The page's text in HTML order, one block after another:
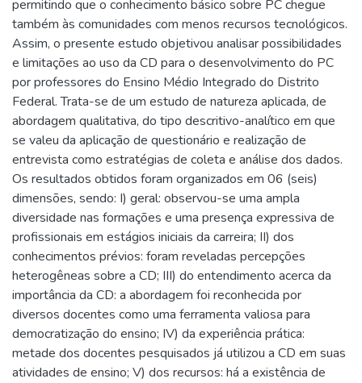
permitindo que o conhecimento básico sobre PC chegue
também às comunidades com menos recursos tecnológicos.
Assim, o presente estudo objetivou analisar possibilidades
e limitações ao uso da CD para o desenvolvimento do PC
por professores do Ensino Médio Integrado do Distrito
Federal. Trata-se de um estudo de natureza aplicada, de
abordagem qualitativa, do tipo descritivo-analítico em que
se valeu da aplicação de questionário e realização de
entrevista como estratégias de coleta e análise dos dados.
Os resultados obtidos foram organizados em 06 (seis)
dimensões, sendo: I) geral: observou-se uma ampla
diversidade nas formações e uma presença expressiva de
profissionais em estágios iniciais da carreira; II) dos
conhecimentos prévios: foram reveladas percepções
heterogêneas sobre a CD; III) do entendimento acerca da
importância da CD: a abordagem foi reconhecida por
diversos docentes como uma ferramenta valiosa para
democratização do ensino; IV) da experiência prática:
metade dos docentes pesquisados já utilizou a CD em suas
atividades de ensino; V) dos recursos: há a existência de